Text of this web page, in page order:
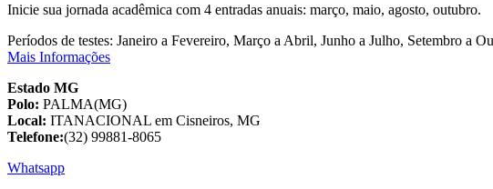
Inicie sua jornada acadêmica com 4 entradas anuais: março, maio, agosto, outubro.
Períodos de testes: Janeiro a Fevereiro, Março a Abril, Junho a Julho, Setembro a
Mais Informações
Estado MG
Polo: PALMA(MG)
Local: ITANACIONAL em Cisneiros, MG
Telefone:(32) 99881-8065
Whatsapp